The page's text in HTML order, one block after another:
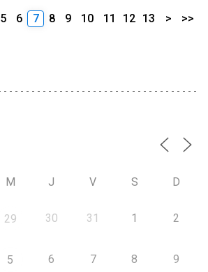
5 6 7 8 9 10 11 12 13 > >>
M J V S D
29 30 31 1 2
5 6 7 8 9